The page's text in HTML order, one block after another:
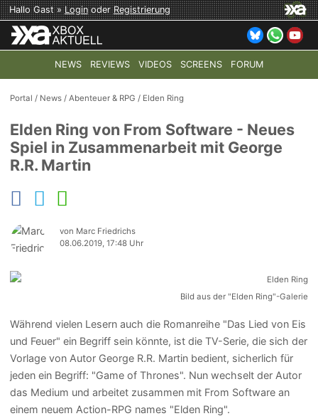
Hallo Gast »LoginoderRegistrierung
NEWS REVIEWS VIDEOS SCREENS FORUM
TOP-THEMEN: COD: MODERN WARFARE 4 HALO:
Portal / News /Abenteuer & RPG / Elden Ring
Elden Ring von From Software - Neues
Spiel in Zusammenarbeit mit George
R.R. Martin
von Marc Friedrichs
08.06.2019, 17:48 Uhr
Bild aus der "Elden Ring"-Galerie
Während vielen Lesern auch die Romanreihe "Das Lied von Eis
und Feuer" ein Begriff sein könnte, ist die TV-Serie, die sich der
Vorlage von Autor George R.R. Martin bedient, sicherlich für
jeden ein Begriff: "Game of Thrones". Nun wechselt der Autor
das Medium und arbeitet zusammen mit From Software an
einem neuem Action-RPG names "Elden Ring".